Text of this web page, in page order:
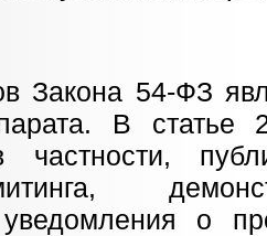
Закона 54-ФЗ
В статье
частности,
уведомления о